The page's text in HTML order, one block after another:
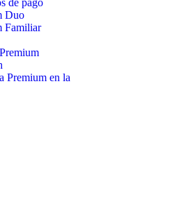
Duo
Familiar
Premium en la